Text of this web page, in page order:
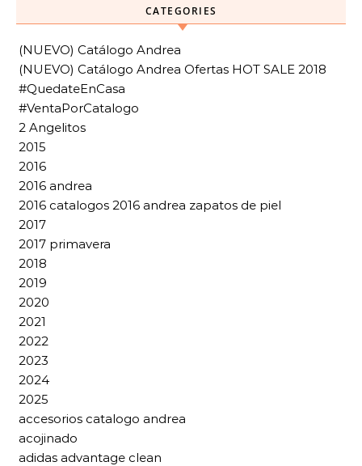
CATEGORIES
(NUEVO) Catálogo Andrea
(NUEVO) Catálogo Andrea Ofertas HOT SALE 2018
#QuedateEnCasa
#VentaPorCatalogo
2 Angelitos
2015
2016
2016 andrea
2016 catalogos 2016 andrea zapatos de piel
2017
2017 primavera
2018
2019
2020
2021
2022
2023
2024
2025
accesorios catalogo andrea
acojinado
adidas advantage clean